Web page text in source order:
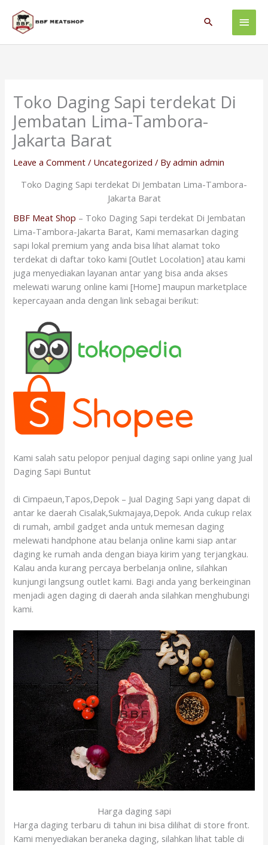
content
Main
Search
Toko Daging Sapi terdekat Di
Jembatan Lima-Tambora-
Jakarta Barat
Leave a Comment / Uncategorized / Byadmin admin
Toko Daging Sapi terdekat Di Jembatan Lima-Tambora-
Jakarta Barat
BBF Meat Shop – Toko Daging Sapi terdekat Di Jembatan
Lima-Tambora-Jakarta Barat, Kami memasarkan daging
sapi lokal premium yang anda bisa lihat alamat toko
terdekat di daftar toko kami [Outlet Locolation] atau kami
juga menyediakan layanan antar yang bisa anda akses
melewati warung online kami [Home] maupun marketplace
kepercayaan anda dengan link sebagai berikut:
Kami salah satu pelopor penjual daging sapi online yang Jual
Daging Sapi Buntut
di Cimpaeun,Tapos,Depok – Jual Daging Sapi yang dapat di
antar ke daerah Cisalak,Sukmajaya,Depok. Anda cukup relax
di rumah, ambil gadget anda untuk memesan daging
melewati handphone atau belanja online kami siap antar
daging ke rumah anda dengan biaya kirim yang terjangkau.
Kalau anda kurang percaya berbelanja online, silahkan
kunjungi langsung outlet kami. Bagi anda yang berkeinginan
menjadi agen daging di daerah anda silahkan menghubungi
kami.
Harga daging sapi
Harga daging terbaru di tahun ini bisa dilihat di store front.
Kami menyediakan beraneka daging, silahkan lihat table di